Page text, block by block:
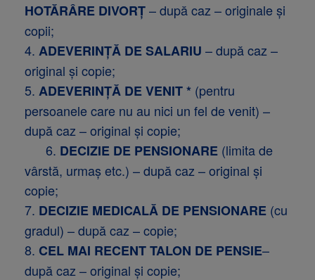
HOTĂRÂRE DIVORȚ– după caz – originale şi
copii;
4. ADEVERINŢĂ DE SALARIU – după caz –
original şi copie;
5. ADEVERINŢĂ DE VENIT * (pentru
persoanele care nu au nici un fel de venit) –
după caz – original şi copie;
6. DECIZIE DE PENSIONARE (limita de
vârstă, urmaş etc.) – după caz – original şi
copie;
7. DECIZIE MEDICALĂ DE PENSIONARE (cu
gradul) – după caz – copie;
8. CEL MAI RECENT TALON DE PENSIE–
după caz – original şi copie;